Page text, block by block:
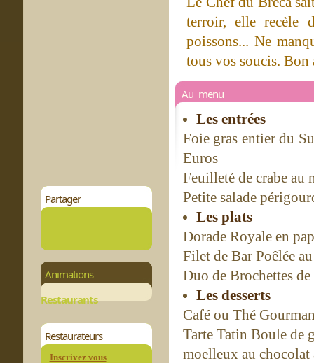
Partager
Animations
Restaurants
Restaurateurs
Inscrivez vous
terroir, elle recèle
poissons... Ne
tous vos soucis. Bon
Au menu
Les entrées
Foie gras entier du
Euros
Feuilleté de crabe au
Petite salade
Les plats
Dorade Royale en
Filet de Bar Poêlée
Duo de Brochettes
Les desserts
Café ou Thé
Tarte Tatin Boule de
moelleux au